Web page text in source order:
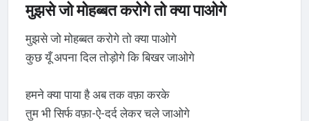
मुझसे जो मोहब्बत करोगे तो क्या पाओगे
मुझसे जो मोहब्बत करोगे तो क्या पाओगे
कुछ यूँ अपना दिल तोड़ोगे कि बिखर जाओगे
हमने क्या पाया है अब तक वफ़ा करके
तुम भी सिर्फ वफ़ा-ऐ-दर्द लेकर चले जाओगे